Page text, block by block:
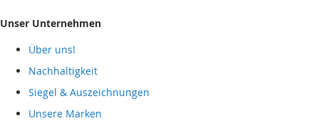
Unser Unternehmen
Über uns!
Nachhaltigkeit
Siegel & Auszeichnungen
Unsere Marken